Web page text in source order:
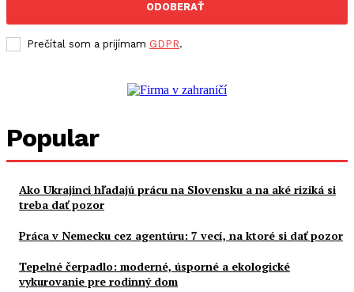
ODOBERAŤ
Prečítal som a prijímam GDPR.
Popular
Ako Ukrajinci hľadajú prácu na Slovensku a na aké riziká si
treba dať pozor
Práca v Nemecku cez agentúru: 7 vecí, na ktoré si dať pozor
Tepelné čerpadlo: moderné, úsporné a ekologické
vykurovanie pre rodinný dom